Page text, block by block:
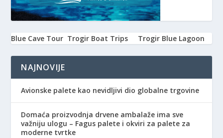
Blue Cave Tour Trogir Boat Trips Trogir Blue Lagoon
NAJNOVIJE
Avionske palete kao nevidljivi dio globalne trgovine
Domaća proizvodnja drvene ambalaže ima sve
važniju ulogu – Fagus palete i okviri za palete za
moderne tvrtke